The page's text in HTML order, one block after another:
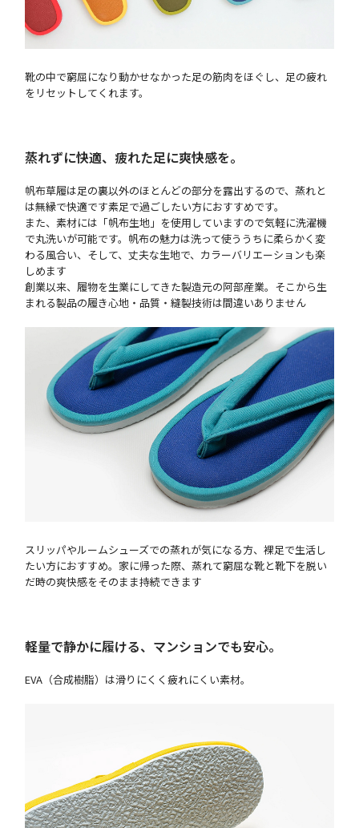
靴の中で窮屈になり動かせなかった足の筋肉をほぐし、足の疲れ
をリセットしてくれます。
蒸れずに快適、疲れた足に爽快感を。
帆布草履は足の裏以外のほとんどの部分を露出するので、蒸れと
は無縁で快適です素足で過ごしたい方におすすめです。
また、素材には「帆布生地」を使用していますので気軽に洗濯機
で丸洗いが可能です。帆布の魅力は洗って使ううちに柔らかく変
わる風合い、そして、丈夫な生地で、カラーバリエーションも楽
しめます
創業以来、履物を生業にしてきた製造元の阿部産業。そこから生
まれる製品の履き心地・品質・縫製技術は間違いありません
スリッパやルームシューズでの蒸れが気になる方、裸足で生活し
たい方におすすめ。家に帰った際、蒸れて窮屈な靴と靴下を脱い
だ時の爽快感をそのまま持続できます
軽量で静かに履ける、マンションでも安心。
EVA（合成樹脂）は滑りにくく疲れにくい素材。